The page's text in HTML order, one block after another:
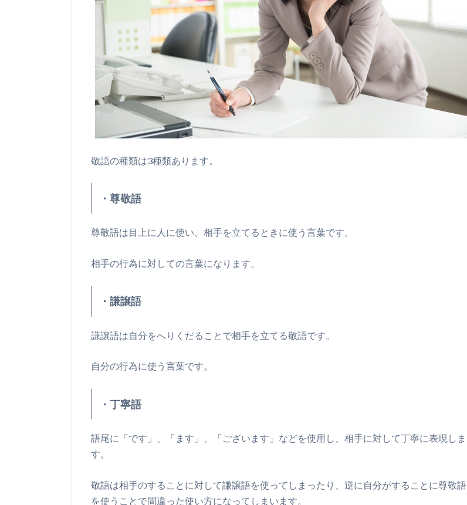
敬語の種類は3種類あります。
・尊敬語
尊敬語は目上に人に使い、相手を立てるときに使う言葉です。
相手の行為に対しての言葉になります。
・謙譲語
謙譲語は自分をへりくだることで相手を立てる敬語です。
自分の行為に使う言葉です。
・丁寧語
語尾に「です」、「ます」、「ございます」などを使用し、相手に対して丁寧に表現しま
す。
敬語は相手のすることに対して謙譲語を使ってしまったり、逆に自分がすることに尊敬語
を使うことで間違った使い方になってしまいます。